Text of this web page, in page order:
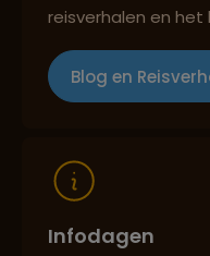
Best
reisverhalen en
Blog en
Infodagen